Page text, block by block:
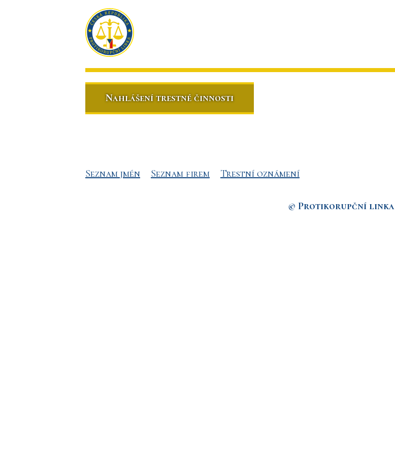
Nahlášení trestné činnosti
Seznam jmén Seznam firem Trestní oznámení
© Protikorupční linka